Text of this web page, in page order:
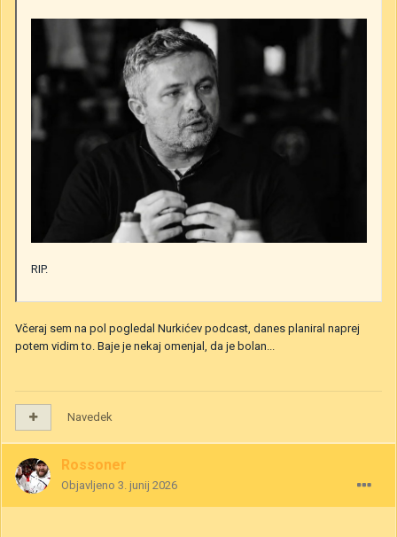
RIP.
Včeraj sem na pol pogledal Nurkićev podcast, danes planiral naprej
potem vidim to. Baje je nekaj omenjal, da je bolan...
Navedek
Rossoner
Objavljeno 3. junij 2026